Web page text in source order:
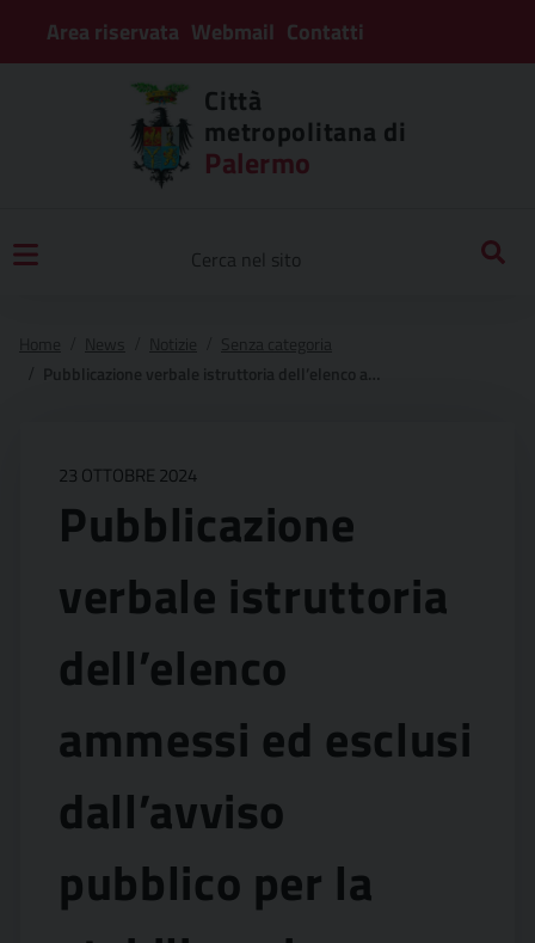
Area riservata Webmail Contatti
Città
metropolitana di
Palermo
23 OTTOBRE 2024
Pubblicazione
verbale istruttoria
dell’elenco
ammessi ed esclusi
dall’avviso
pubblico per la